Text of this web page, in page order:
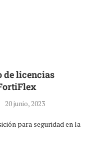
de licencias
20 junio, 2023
para seguridad en la